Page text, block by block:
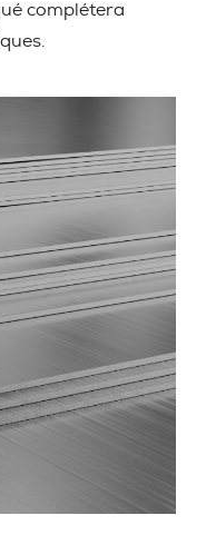
complétera